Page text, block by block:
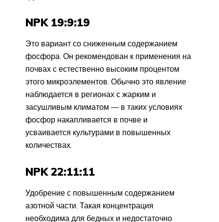
NPK 19:9:19
Это вариант со сниженным содержанием
фосфора. Он рекомендован к применения на
почвах с естественно высоким процентом
этого микроэлементов. Обычно это явление
наблюдается в регионах с жарким и
засушливым климатом — в таких условиях
фосфор накапливается в почве и
усваивается культурами в повышенных
количествах.
NPK 22:11:11
Удобрение с повышенным содержанием
азотной части. Такая концентрация
необходима для бедных и недостаточно